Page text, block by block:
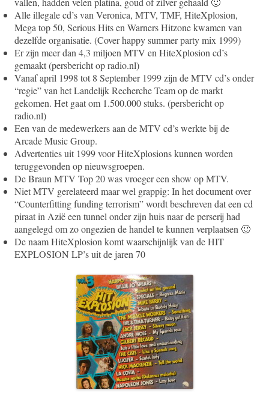
Alle illegale cd’s van Veronica, MTV, TMF, HiteXplosion,
Mega top 50, Serious Hits en Warners Hitzone kwamen van
dezelfde organisatie. (Cover happy summer party mix 1999)
Er zijn meer dan 4,3 miljoen MTV en HiteXplosion cd’s
gemaakt (persbericht op radio.nl)
Vanaf april 1998 tot 8 September 1999 zijn de MTV cd’s onder
“regie” van het Landelijk Recherche Team op de markt
gekomen. Het gaat om 1.500.000 stuks. (persbericht op
radio.nl)
Een van de medewerkers aan de MTV cd’s werkte bij de
Arcade Music Group.
Advertenties uit 1999 voor HiteXplosions kunnen worden
teruggevonden op nieuwsgroepen.
De Braun MTV Top 20 was vroeger een show op MTV.
Niet MTV gerelateerd maar wel grappig: In het document over
“Counterfitting funding terrorism” wordt beschreven dat een cd
piraat in Azië een tunnel onder zijn huis naar de perserij had
aangelegd om zo ongezien de handel te kunnen verplaatsen 🙂
De naam HiteXplosion komt waarschijnlijk van de HIT
EXPLOSION LP’s uit de jaren 70